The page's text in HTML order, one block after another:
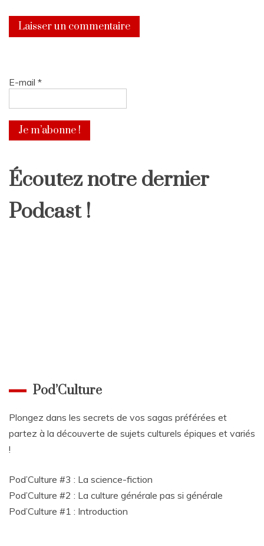
E-mail *
Écoutez notre dernier
Podcast !
Pod’Culture
Plongez dans les secrets de vos sagas préférées et
partez à la découverte de sujets culturels épiques et variés
!
Pod’Culture #3 : La science-fiction
Pod’Culture #2 : La culture générale pas si générale
Pod’Culture #1 : Introduction